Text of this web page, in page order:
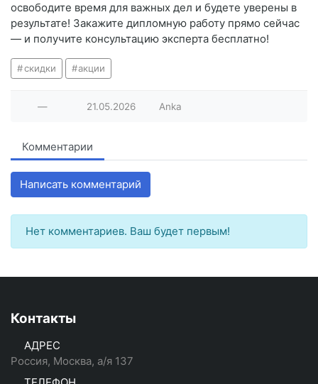
освободите время для важных дел и будете уверены в
результате! Закажите дипломную работу прямо сейчас
— и получите консультацию эксперта бесплатно!
скидки акции
— 21.05.2026 Anka
Комментарии
Написать комментарий
Нет комментариев. Ваш будет первым!
Контакты
АДРЕС
Россия, Москва, а/я 137